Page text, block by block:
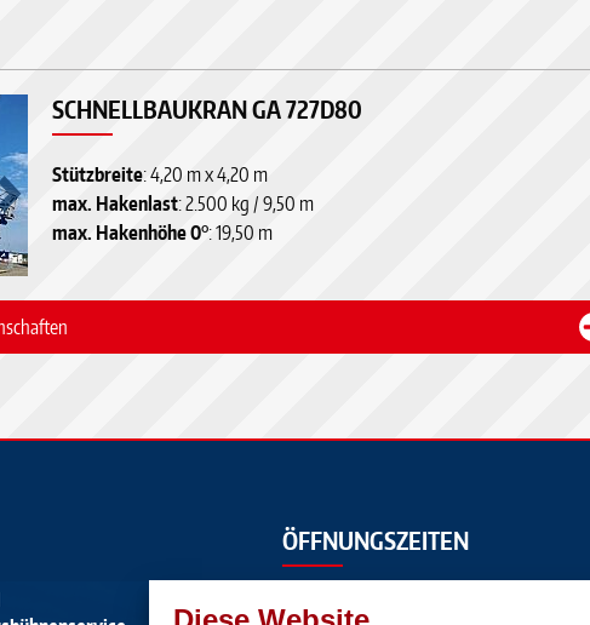
SCHNELLBAUKRAN GA 727D80
Stützbreite: 4,20 m x 4,20 m
max. Hakenlast: 2.500 kg / 9,50 m
max. Hakenhöhe 0°: 19,50 m
ÖFFNUNGSZEITEN